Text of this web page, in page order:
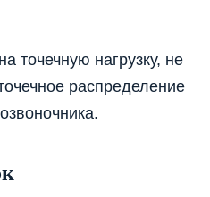
точечную нагрузку, не
распределение